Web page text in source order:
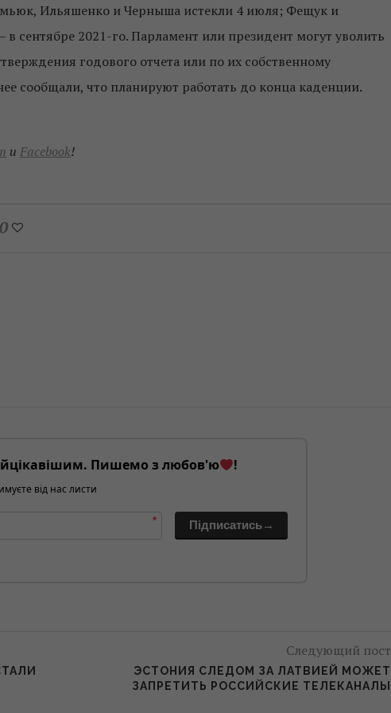
Ильяшенко и Черныша истекли 4 июля; Фещук и
в сентябре 2021-го. Парламент или президент могут уволить
годового отчета или по их собственному
сообщали, что планируют работать до конца каденции.
и Facebook!
0
Пишемо з любов'ю !
від нас листи
* Підписатись→
Следующий пост
ЭСТОНИЯ СЛЕДОМ ЗА ЛАТВИЕЙ МОЖЕТ
ЗАПРЕТИТЬ РОССИЙСКИЕ ТЕЛЕКАНАЛЫ